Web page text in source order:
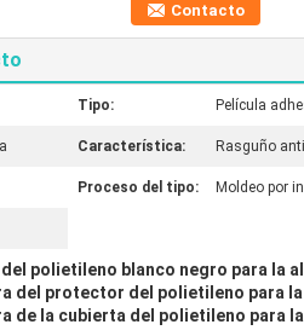
Contacto
Tipo: Película
Característica: Rasguño
Proceso del tipo: Moldeo por
polietileno blanco negro para la
del protector del polietileno para
de la cubierta del polietileno para